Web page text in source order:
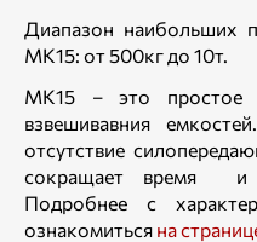
Диапазон наибольших
МК15: от 500кг до 10т.
МК15 – это простое
взвешивавния
отсутствие
сокращает время и
Подробнее с
ознакомиться на